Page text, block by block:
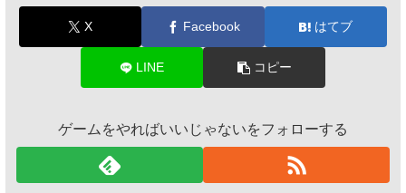
X Facebook はてブ
LINE コピー
ゲームをやればいいじゃないをフォローする